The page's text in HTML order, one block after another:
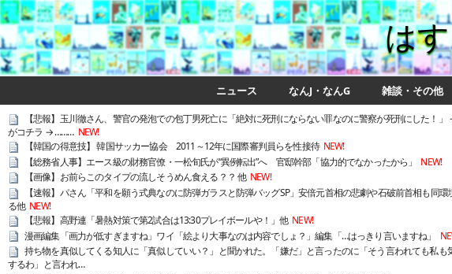
は
ニュース なんJ・なんG 雑談・その他
【悲報】玉川徹さん、警官の発泡での包丁男死亡に「絶対に死刑にならない罪なのに警察が死刑にした！
がコチラ → ……… NEW!
【韓国の得意技】 韓国サッカー協会 2011～12年に国際審判員らを性接待 NEW!
【総務省人事】エース級の財務官僚・一松旬氏が“異例転出”へ 官邸幹部「協力的でなかったから」
NEW!
【画像】お前らこのタイプの流しそうめん食える？？ 他 NEW!
【速報】パさん「平和を願う式典なのに防弾ガラスと防弾バッグSP」安倍元首相の悲劇や石破前首相も同
る他 NEW!
【悲報】高野連「暑熱対策で第2試合は13:30プレイボールや！」他 NEW!
漫画編集「画力が低すぎますね」ワイ「絵より大事なのは内容でしょ？」編集「…はっきり言いますね」
持ち物を真似してくる知人に「真似していい？」と聞かれた。「嫌だ」と言ったのに「そう言われても私も
するわ」と言われ…